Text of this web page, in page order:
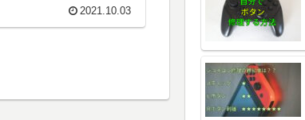
2021.10.03